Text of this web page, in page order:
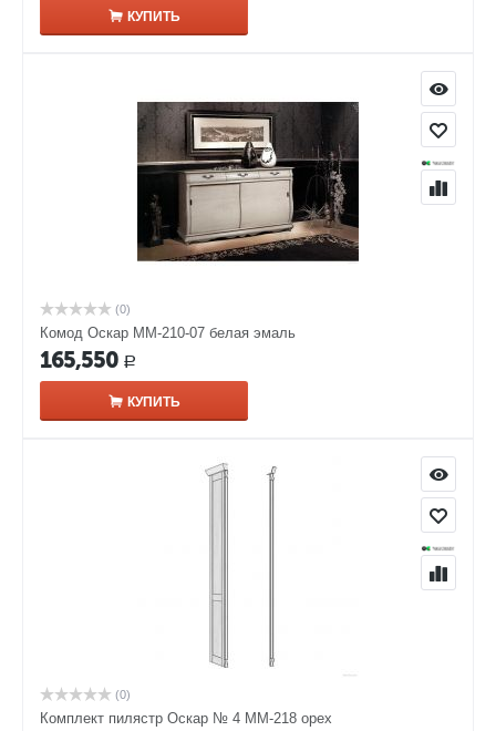
КУПИТЬ
(0)
Комод Оскар ММ-210-07 белая эмаль
165,550 Р
КУПИТЬ
(0)
Комплект пилястр Оскар № 4 ММ-218 орех